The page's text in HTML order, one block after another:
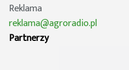
Reklama
reklama@agroradio.pl
Partnerzy